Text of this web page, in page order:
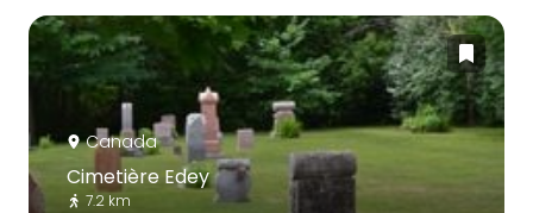
Canada
Cimetière Edey
7.2 km